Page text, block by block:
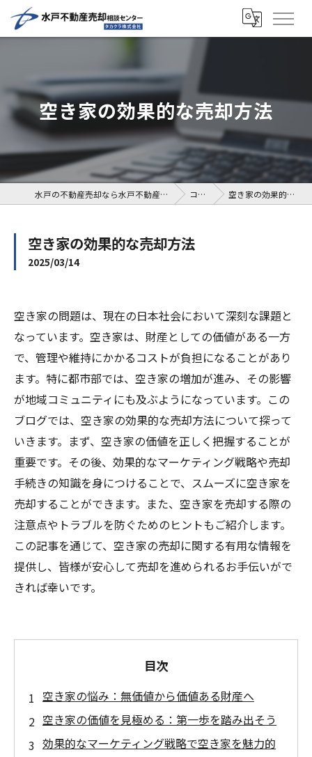
空き家の効果的な売却方法
水戸の不動産売却なら水戸不動産売却相談センター コラム 空き家の効果的な売却方法
空き家の効果的な売却方法
2025/03/14
空き家の問題は、現在の日本社会において深刻な課題と
なっています。空き家は、財産としての価値がある一方
で、管理や維持にかかるコストが負担になることがあり
ます。特に都市部では、空き家の増加が進み、その影響
が地域コミュニティにも及ぶようになっています。この
ブログでは、空き家の効果的な売却方法について探って
いきます。まず、空き家の価値を正しく把握することが
重要です。その後、効果的なマーケティング戦略や売却
手続きの知識を身につけることで、スムーズに空き家を
売却することができます。また、空き家を売却する際の
注意点やトラブルを防ぐためのヒントもご紹介します。
この記事を通じて、空き家の売却に関する有用な情報を
提供し、皆様が安心して売却を進められるお手伝いがで
きれば幸いです。
目次
空き家の悩み：無価値から価値ある財産へ
空き家の価値を見極める：第一歩を踏み出そう
効果的なマーケティング戦略で空き家を魅力的